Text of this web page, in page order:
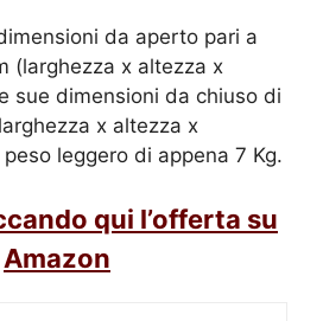
da aperto pari a
(larghezza x altezza x
sue dimensioni da chiuso di
x altezza x
leggero di appena 7 Kg.
qui l’offerta su
Amazon